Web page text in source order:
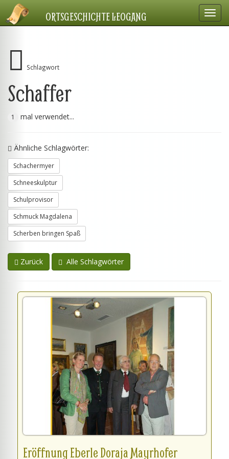
ORTSGESCHICHTE LEOGANG
Schlagwort
Schaffer
1 mal verwendet...
Ähnliche Schlagwörter:
Schachermyer
Schneeskulptur
Schulprovisor
Schmuck Magdalena
Scherben bringen Spaß
Zurück Alle Schlagwörter
Eröffnung Eberle Doraja Mayrhofer